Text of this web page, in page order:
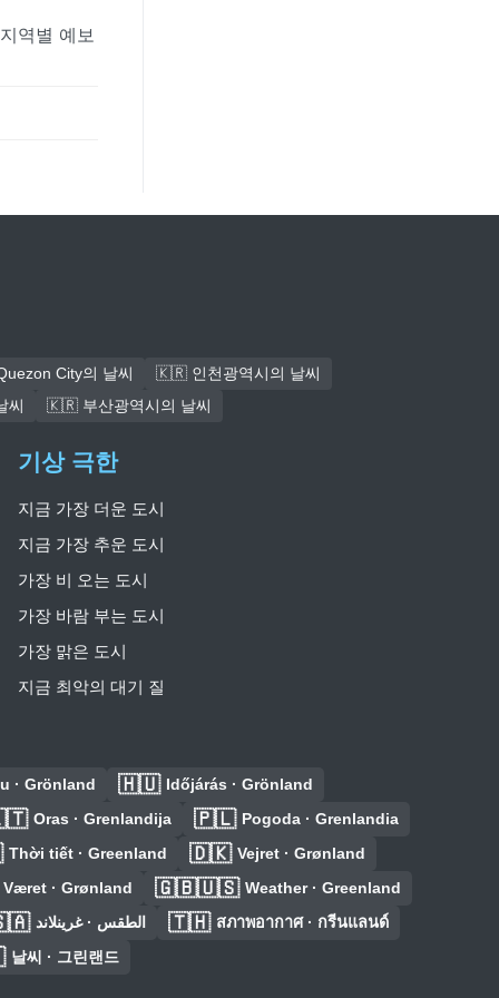
역별 예보
City의 날씨
🇰🇷 인천광역시의 날씨
씨
🇰🇷 부산광역시의 날씨
기상 극한
지금 가장 더운 도시
지금 가장 추운 도시
가장 비 오는 도시
가장 바람 부는 도시
가장 맑은 도시
지금 최악의 대기 질
· Grönland 🇭🇺 Időjárás · Grönland
Oras · Grenlandija 🇵🇱 Pogoda · Grenlandia
Thời tiết · Greenland 🇩🇰 Vejret · Grønland
Været · Grønland
🇬🇧🇺🇸 Weather · Greenland
الطقس · غرينلاند 🇹🇭 สภาพอากาศ · กรีนแลนด์
날씨 · 그린랜드